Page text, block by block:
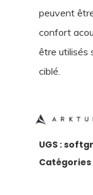
peuvent
confort
être utilisés
ciblé.
UGS :
Catégories